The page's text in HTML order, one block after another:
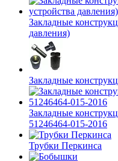
Закладные
давления)
Закладные
Закладные
51246464-015-2016
Трубки Перкинса